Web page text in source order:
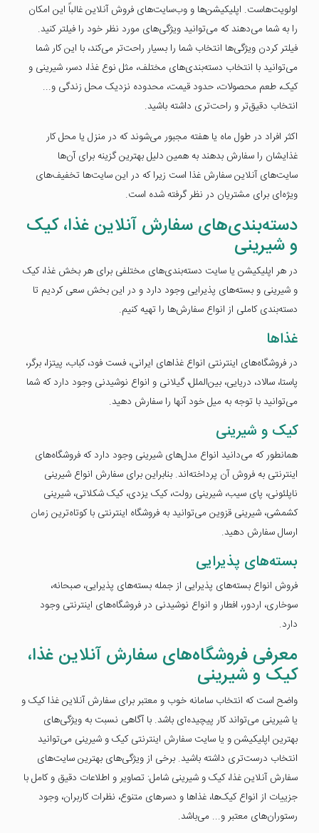
اولویت‌هاست. اپلیکیشن‌ها و وب‌سایت‌های فروش آنلاین غالباً این امکان
را به شما می‌دهند که می‌توانید ویژگی‌های مورد نظر خود را فیلتر کنید.
فیلتر کردن ویژگی‌ها انتخاب شما را بسیار راحت‌تر می‌کند، با این کار شما
می‌توانید با انتخاب دسته‌بندی‌های مختلف، مثل نوع غذا، دسر، شیرینی و
کیک، طعم محصولات، حدود قیمت، محدوده نزدیک محل زندگی و...
انتخاب دقیق‌تر و راحت‌تری داشته باشید.
اکثر افراد در طول ماه یا هفته مجبور می‌شوند که در منزل یا محل کار
غذایشان را سفارش بدهند به همین دلیل بهترین گزینه برای آن‌ها
سایت‌های آنلاین سفارش غذا است زیرا که در این سایت‌ها تخفیف‌های
ویژه‌ای برای مشتریان در نظر گرفته شده است.
دسته‌بندی‌های سفارش آنلاین غذا، کیک
و شیرینی
در هر اپلیکیشن یا سایت دسته‌بندی‌های مختلفی برای هر بخش غذا، کیک
و شیرینی و بسته‌های پذیرایی وجود دارد و در این بخش سعی کردیم تا
دسته‌بندی کاملی از انواع سفارش‌ها را تهیه کنیم.
غذاها
در فروشگاه‌های اینترنتی انواع غذاهای ایرانی، فست فود، کباب، پیتزا، برگر،
پاستا، سالاد، دریایی، بین‌الملل، گیلانی و انواع نوشیدنی وجود دارد که شما
می‌توانید با توجه به میل خود آنها را سفارش دهید.
کیک و شیرینی
همانطور که می‌دانید انواع مدل‌های شیرینی وجود دارد که فروشگاه‌های
اینترنتی به فروش آن پرداخته‌اند. بنابراین برای سفارش انواع شیرینی
ناپلئونی، پای سیب، شیرینی رولت، کیک یزدی، کیک شکلاتی، شیرینی
کشمشی، شیرینی قزوین می‌توانید به فروشگاه اینترنتی با کوتاه‌ترین زمان
ارسال سفارش دهید.
بسته‌های پذیرایی
فروش انواع بسته‌های پذیرایی از جمله بسته‌های پذیرایی، صبحانه،
سوخاری، اردور، افطار و انواع نوشیدنی در فروشگاه‌های اینترنتی وجود
دارد.
معرفی فروشگاه‌های سفارش آنلاین غذا،
کیک و شیرینی
واضح است که انتخاب سامانه خوب و معتبر برای سفارش آنلاین غذا کیک و
یا شیرینی می‌تواند کار پیچیده‌ای باشد. با آگاهی نسبت به ویژگی‌های
بهترین اپلیکیشن و یا سایت سفارش اینترنتی کیک و شیرینی می‌توانید
انتخاب درست‌تری داشته باشید. برخی از ویژگی‌های بهترین سایت‌های
سفارش آنلاین غذا، کیک و شیرینی شامل: تصاویر و اطلاعات دقیق و کامل با
جزییات از انواع کیک‌ها، غذا‌ها و دسرهای متنوع، نظرات کاربران، وجود
رستوران‌های معتبر و... می‌باشد.